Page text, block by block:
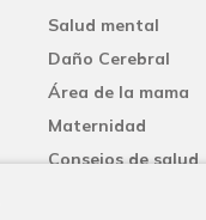
Salud mental
Daño Cerebral
Área de la mama
Maternidad
Consejos de salud